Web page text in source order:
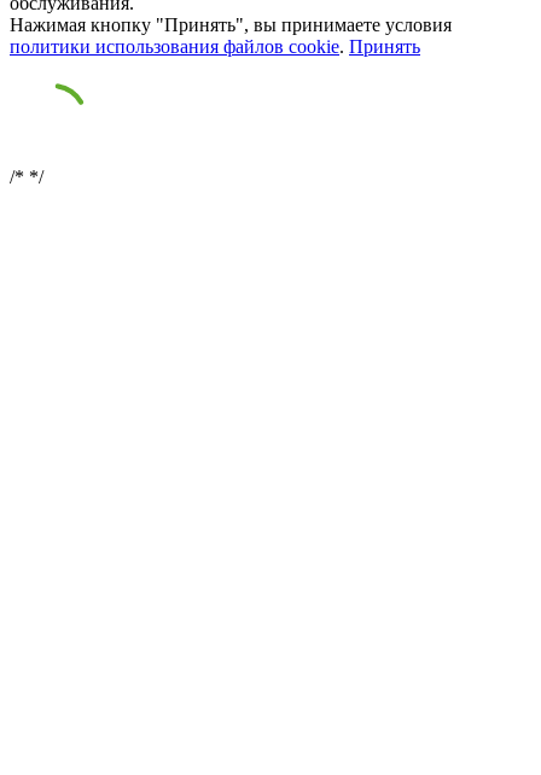
Нажимая кнопку "Принять", вы принимаете условия
политики использования файлов cookie. Принять
/* */